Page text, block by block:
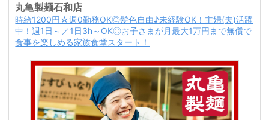
丸亀製麺石和店
時給1200円☆週0勤務OK◎髪色自由♪未経験OK！主婦(夫)活躍
中！週1日～／1日3h～OK◎お子さまが月最大1万円まで無償で
食事を楽しめる家族食堂スタート！